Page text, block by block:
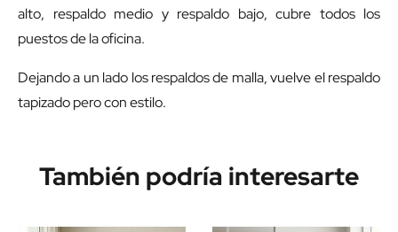
alto, respaldo medio y respaldo bajo, cubre todos los
puestos de la oficina.
Dejando a un lado los respaldos de malla, vuelve el respaldo
tapizado pero con estilo.
También podría interesarte